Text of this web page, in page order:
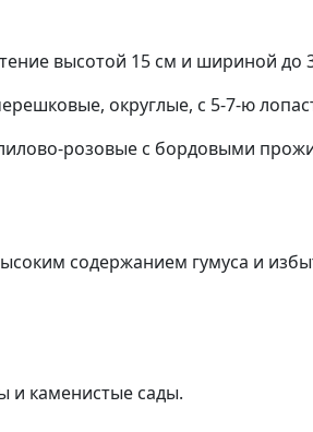
высотой 15 см и шириной до
округлые, с 5-7-ю
розовые с бордовыми
содержанием гумуса и
и каменистые сады.